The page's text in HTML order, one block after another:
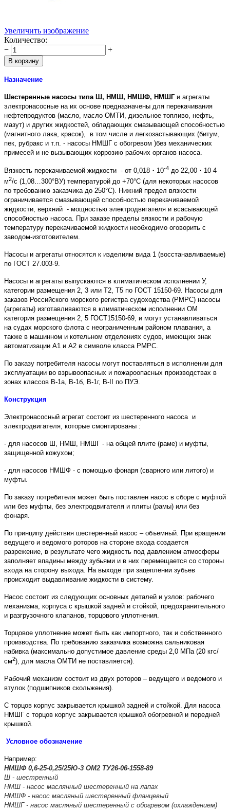
Увеличить изображение
Количество:
−
+
Назначение
Шестеренные насосы типа Ш, НМШ, НМШФ, НМШГи агрегаты
электронасосные на их основе предназначены для перекачивания
нефтепродуктов (масло, масло ОМТИ, дизельное топливо, нефть,
мазут) и других жидкостей, обладающих смазывающей способностью
(магнитного лака, красок), в том числе и легкозастывающих (битум,
пек, рубракс и т.п. - насосы НМШГ с обогревом )без механических
примесей и не вызывающих коррозию рабочих органов насоса.
Вязкость перекачиваемой жидкости - от 0,018・10-4 до 22,00・10-4
м2/с (1,08…300°ВУ) температурой до +70°С (для некоторых насосов
по требованию заказчика до 250°С). Нижний предел вязкости
ограничивается смазывающей способностью перекачиваемой
жидкости, верхний - мощностью электродвигателя и всасывающей
способностью насоса. При заказе пределы вязкости и рабочую
температуру перекачиваемой жидкости необходимо оговорить с
заводом-изготовителем.
Насосы и агрегаты относятся к изделиям вида 1 (восстанавливаемые)
по ГОСТ 27.003-9.
Насосы и агрегаты выпускаются в климатическом исполнении У,
категории размещения 2, 3 или Т2, Т5 по ГОСТ 15150-69. Насосы для
заказов Российского морского регистра судоходства (РМРС) насосы
(агрегаты) изготавливаются в климатическом исполнении ОМ
категория размещения 2, 5 ГОСТ15150-69, и могут устанавливаться
на судах морского флота с неограниченным районом плавания, а
также в машинном и котельном отделениях судов, имеющих знак
автоматизации А1 и А2 в символе класса РМРС.
По заказу потребителя насосы могут поставляться в исполнении для
эксплуатации во взрывоопасных и пожароопасных производствах в
зонах классов В-1а, В-1б, В-1г, В-II по ПУЭ.
Конструкция
Электронасосный агрегат состоит из шестеренного насоса и
электродвигателя, которые смонтированы :
- для насосов Ш, НМШ, НМШГ - на общей плите (раме) и муфты,
защищенной кожухом;
- для насосов НМШФ - с помощью фонаря (сварного или литого) и
муфты.
По заказу потребителя может быть поставлен насос в сборе с муфтой
или без муфты, без электродвигателя и плиты (рамы) или без
фонаря.
По принципу действия шестеренный насос – объемный. При вращении
ведущего и ведомого роторов на стороне входа создается
разрежение, в результате чего жидкость под давлением атмосферы
заполняет впадины между зубьями и в них перемещается со стороны
входа на сторону выхода. На выходе при зацеплении зубьев
происходит выдавливание жидкости в систему.
Насос состоит из следующих основных деталей и узлов: рабочего
механизма, корпуса с крышкой задней и стойкой, предохранительного
и разгрузочного клапанов, торцового уплотнения.
Торцовое уплотнение может быть как импортного, так и собственного
производства. По требованию заказчика возможна сальниковая
набивка (максимально допустимое давление среды 2,0 МПа (20 кгс/
см2), для масла ОМТИ не поставляется).
Рабочий механизм состоит из двух роторов – ведущего и ведомого и
втулок (подшипников скольжения).
С торцов корпус закрывается крышкой задней и стойкой. Для насоса
НМШГ c торцов корпус закрывается крышкой обогревной и передней
крышкой.
Условное обозначение
Например:
НМШФ 0,6-25-0,25/25Ю-3 ОМ2 ТУ26-06-1558-89
Ш - шестренный
НМШ - насос маслянный шестеренный на лапах
НМШФ - насос масляный шестеренный фланцевый
НМШГ - насос масляный шестеренный с обогревом (охлаждением)